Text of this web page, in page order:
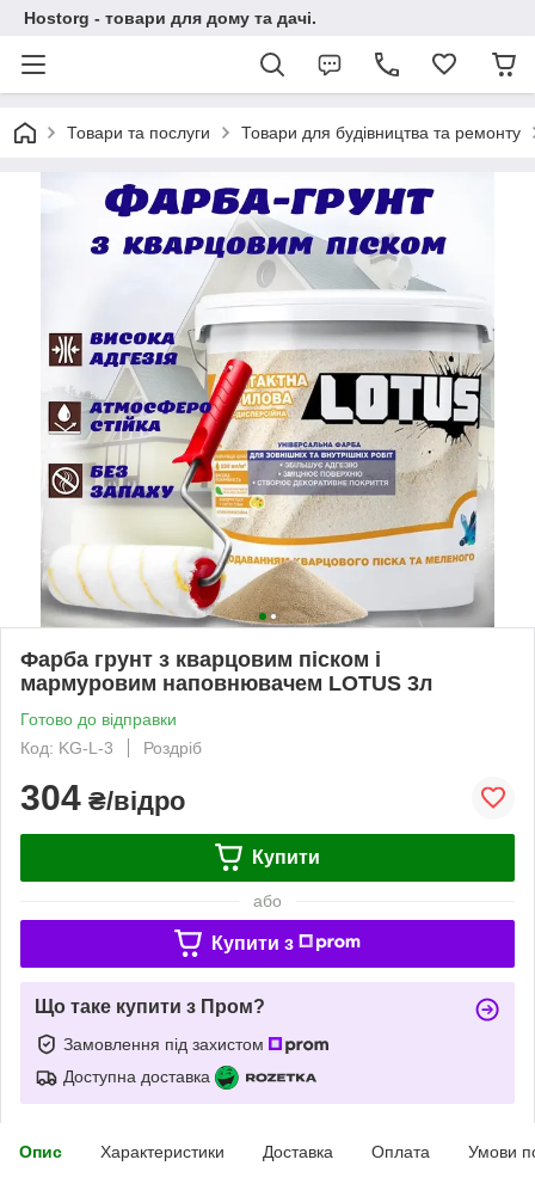
Hostorg - товари для дому та дачі.
Товари та послуги Товари для будівництва та ремонту
Фарба грунт з кварцовим піском і
мармуровим наповнювачем LOTUS 3л
Готово до відправки
Код: KG-L-3
Роздріб
304 ₴/відро
Купити
або
Купити з
Що таке купити з Пром?
Замовлення під захистом
Доступна доставка
Опис Характеристики Доставка Оплата Умови